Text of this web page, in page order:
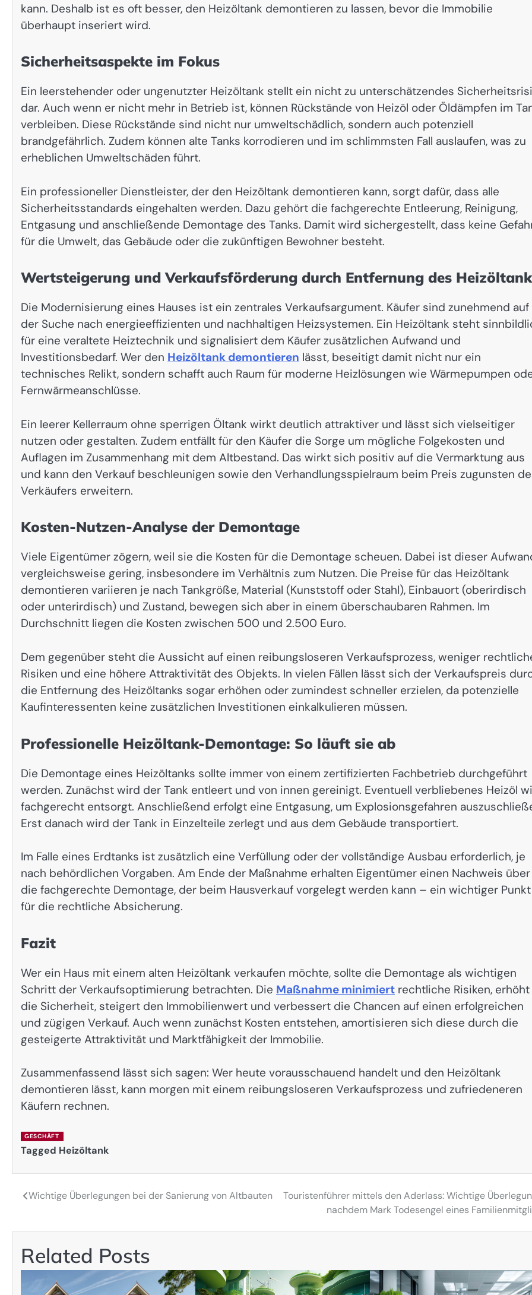
kann. Deshalb ist es oft besser, den Heizöltank demontieren zu lassen, bevor die Immobilie
überhaupt inseriert wird.
Sicherheitsaspekte im Fokus
Ein leerstehender oder ungenutzter Heizöltank stellt ein nicht zu unterschätzendes
dar. Auch wenn er nicht mehr in Betrieb ist, können Rückstände von Heizöl oder Öldämpfen im
verbleiben. Diese Rückstände sind nicht nur umweltschädlich, sondern auch potenziell
brandgefährlich. Zudem können alte Tanks korrodieren und im schlimmsten Fall auslaufen, was zu
erheblichen Umweltschäden führt.
Ein professioneller Dienstleister, der den Heizöltank demontieren kann, sorgt dafür, dass alle
Sicherheitsstandards eingehalten werden. Dazu gehört die fachgerechte Entleerung, Reinigung,
Entgasung und anschließende Demontage des Tanks. Damit wird sichergestellt, dass keine
für die Umwelt, das Gebäude oder die zukünftigen Bewohner besteht.
Wertsteigerung und Verkaufsförderung durch Entfernung des
Die Modernisierung eines Hauses ist ein zentrales Verkaufsargument. Käufer sind zunehmend auf
der Suche nach energieeffizienten und nachhaltigen Heizsystemen. Ein Heizöltank steht
für eine veraltete Heiztechnik und signalisiert dem Käufer zusätzlichen Aufwand und
Investitionsbedarf. Wer den Heizöltank demontieren lässt, beseitigt damit nicht nur ein
technisches Relikt, sondern schafft auch Raum für moderne Heizlösungen wie Wärmepumpen
Fernwärmeanschlüsse.
Ein leerer Kellerraum ohne sperrigen Öltank wirkt deutlich attraktiver und lässt sich vielseitiger
nutzen oder gestalten. Zudem entfällt für den Käufer die Sorge um mögliche Folgekosten und
Auflagen im Zusammenhang mit dem Altbestand. Das wirkt sich positiv auf die Vermarktung aus
und kann den Verkauf beschleunigen sowie den Verhandlungsspielraum beim Preis zugunsten
Verkäufers erweitern.
Kosten-Nutzen-Analyse der Demontage
Viele Eigentümer zögern, weil sie die Kosten für die Demontage scheuen. Dabei ist dieser
vergleichsweise gering, insbesondere im Verhältnis zum Nutzen. Die Preise für das Heizöltank
demontieren variieren je nach Tankgröße, Material (Kunststoff oder Stahl), Einbauort (oberirdisch
oder unterirdisch) und Zustand, bewegen sich aber in einem überschaubaren Rahmen. Im
Durchschnitt liegen die Kosten zwischen 500 und 2.500 Euro.
Dem gegenüber steht die Aussicht auf einen reibungsloseren Verkaufsprozess, weniger
Risiken und eine höhere Attraktivität des Objekts. In vielen Fällen lässt sich der Verkaufspreis
die Entfernung des Heizöltanks sogar erhöhen oder zumindest schneller erzielen, da potenzielle
Kaufinteressenten keine zusätzlichen Investitionen einkalkulieren müssen.
Professionelle Heizöltank-Demontage: So läuft sie ab
Die Demontage eines Heizöltanks sollte immer von einem zertifizierten Fachbetrieb durchgeführt
werden. Zunächst wird der Tank entleert und von innen gereinigt. Eventuell verbliebenes Heizöl
fachgerecht entsorgt. Anschließend erfolgt eine Entgasung, um Explosionsgefahren
Erst danach wird der Tank in Einzelteile zerlegt und aus dem Gebäude transportiert.
Im Falle eines Erdtanks ist zusätzlich eine Verfüllung oder der vollständige Ausbau erforderlich, je
nach behördlichen Vorgaben. Am Ende der Maßnahme erhalten Eigentümer einen Nachweis über
die fachgerechte Demontage, der beim Hausverkauf vorgelegt werden kann – ein wichtiger Punkt
für die rechtliche Absicherung.
Fazit
Wer ein Haus mit einem alten Heizöltank verkaufen möchte, sollte die Demontage als wichtigen
Schritt der Verkaufsoptimierung betrachten. Die Maßnahme minimiert rechtliche Risiken, erhöht
die Sicherheit, steigert den Immobilienwert und verbessert die Chancen auf einen erfolgreichen
und zügigen Verkauf. Auch wenn zunächst Kosten entstehen, amortisieren sich diese durch die
gesteigerte Attraktivität und Marktfähigkeit der Immobilie.
Zusammenfassend lässt sich sagen: Wer heute vorausschauend handelt und den Heizöltank
demontieren lässt, kann morgen mit einem reibungsloseren Verkaufsprozess und zufriedeneren
Käufern rechnen.
GESCHÄFT
Tagged Heizöltank
Post
Wichtige Überlegungen bei der Sanierung von Altbauten
Touristenführer mittels den Aderlass: Wichtige
nachdem Mark Todesengel eines
Related Posts